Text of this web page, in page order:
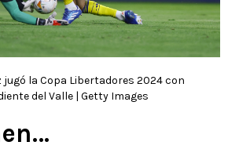
jugó la Copa Libertadores 2024 con
del Valle | Getty Images